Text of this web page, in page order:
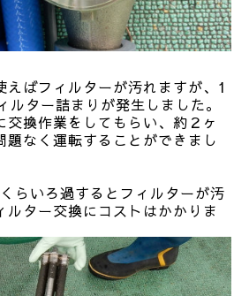
えばフィルターが汚れますが、1
ター詰まりが発生しました。
交換作業をしてもらい、約２ヶ
題なく運転することができまし
らいろ過するとフィルターが汚
ルター交換にコストはかかりま